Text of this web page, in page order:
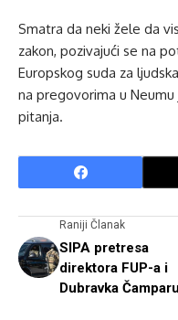
Smatra da neki žele da
zakon, pozivajući se na
Europskog suda za
na pregovorima u
pitanja.
Raniji Članak
SIPA pretresa
direktora FUP-a i
Dubravka Čamparu